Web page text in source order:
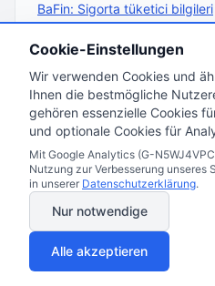
Cookie-Einstellungen
Wir verwenden Cookies und
Ihnen die bestmögliche
gehören essenzielle Cookies
und optionale Cookies für
Mit Google Analytics (G-
Nutzung zur Verbesserung unseres
in unserer Datenschutzerklärung.
Nur notwendige
Alle akzeptieren
BaFin: Sigorta tüketici bilgileri
Verbraucherzentrale: Araç
§ 1 PflVG: Sigorta zorunluluğu
§ 4 PflVG Eki: Asgari teminat
§ 8 VVG: Cayma hakkı § 30
GDV: Tip sınıfları 2026
Finanztip: Muafiyet ve servis
Araç finansmanı mı
rehberimizegöz atın.